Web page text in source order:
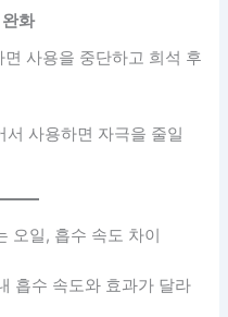
화
면 사용을 중단하고 희석 후
사용하면 자극을 줄일
오일, 흡수 속도 차이
흡수 속도와 효과가 달라